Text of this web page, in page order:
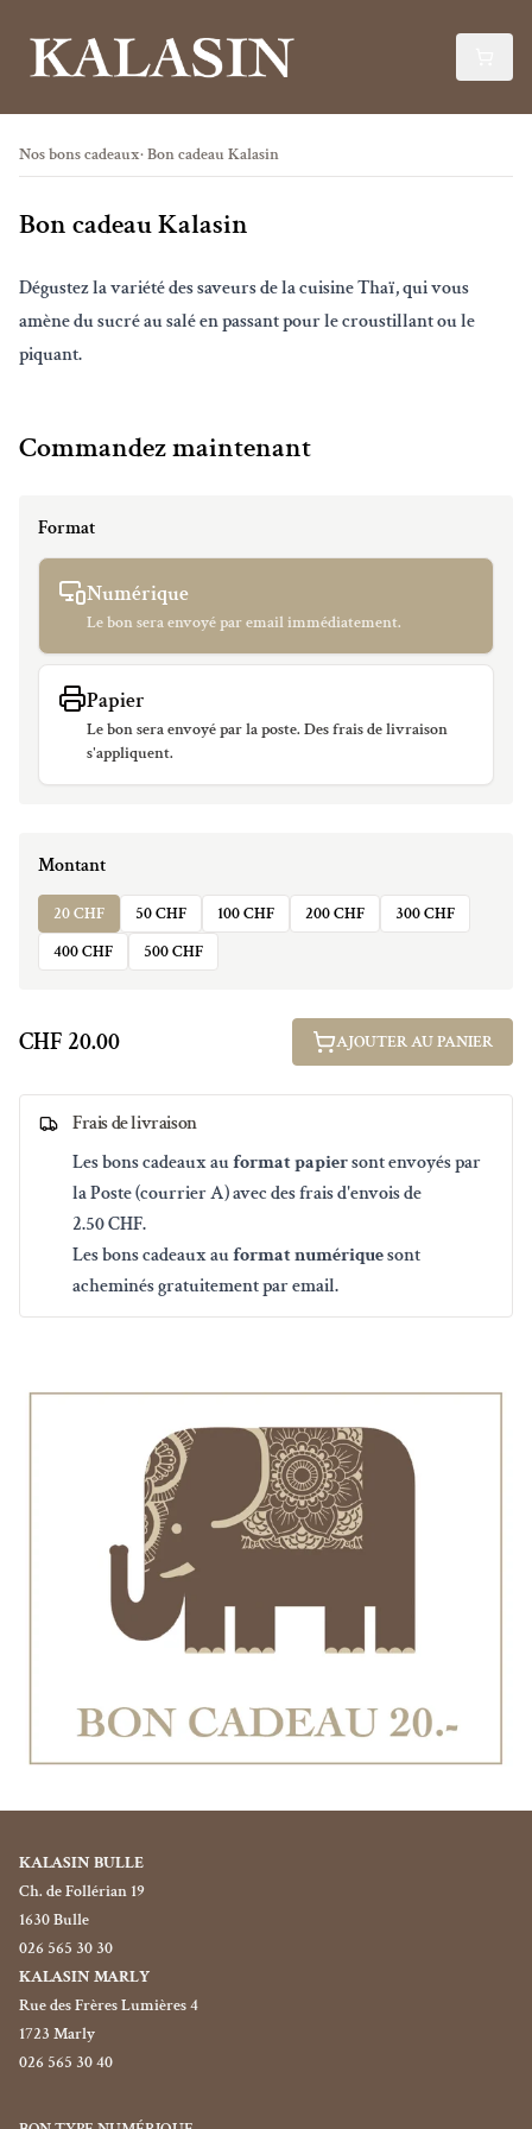
Nos bons cadeaux Bon cadeau Kalasin
Bon cadeau Kalasin
Dégustez la variété des saveurs de la cuisine Thaï, qui vous
amène du sucré au salé en passant pour le croustillant ou le
piquant.
Commandez maintenant
Format
Numérique
Le bon sera envoyé par email immédiatement.
Papier
Le bon sera envoyé par la poste. Des frais de livraison
s'appliquent.
Montant
20 CHF 50 CHF 100 CHF 200 CHF
300 CHF
400 CHF
500 CHF
CHF 20.00 AJOUTER AU PANIER
Frais de livraison
Les bons cadeaux auformat papiersont envoyés par
la Poste (courrier A) avec des frais d'envois de
2.50 CHF.
Les bons cadeaux auformat numériquesont
acheminés gratuitement par email.
KALASIN BULLE
Ch. de Follérian 19
1630 Bulle
026 565 30 30
KALASIN MARLY
Rue des Frères Lumières 4
1723 Marly
026 565 30 40